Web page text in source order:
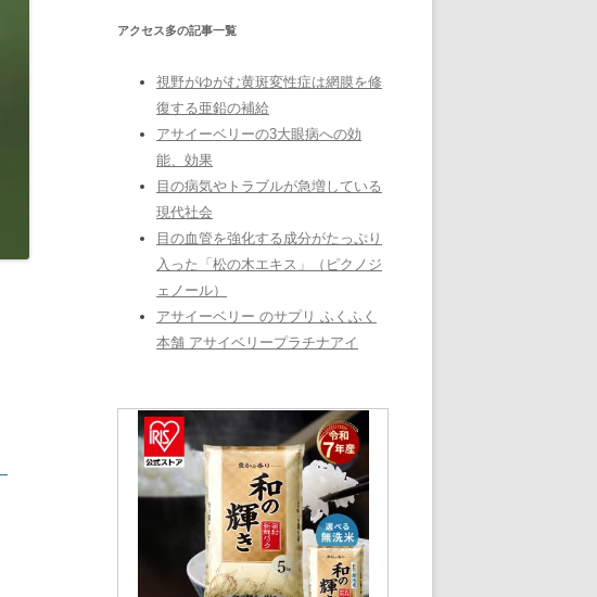
アクセス多の記事一覧
視野がゆがむ黄斑変性症は網膜を修
復する亜鉛の補給
アサイーベリーの3大眼病への効
能、効果
目の病気やトラブルが急増している
現代社会
目の血管を強化する成分がたっぷり
入った「松の木エキス」（ピクノジ
ェノール）
アサイーベリー のサプリ ふくふく
本舗 アサイベリープラチナアイ